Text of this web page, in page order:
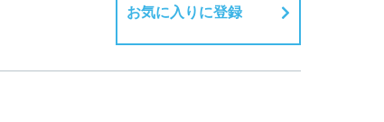
お気に入りに登録